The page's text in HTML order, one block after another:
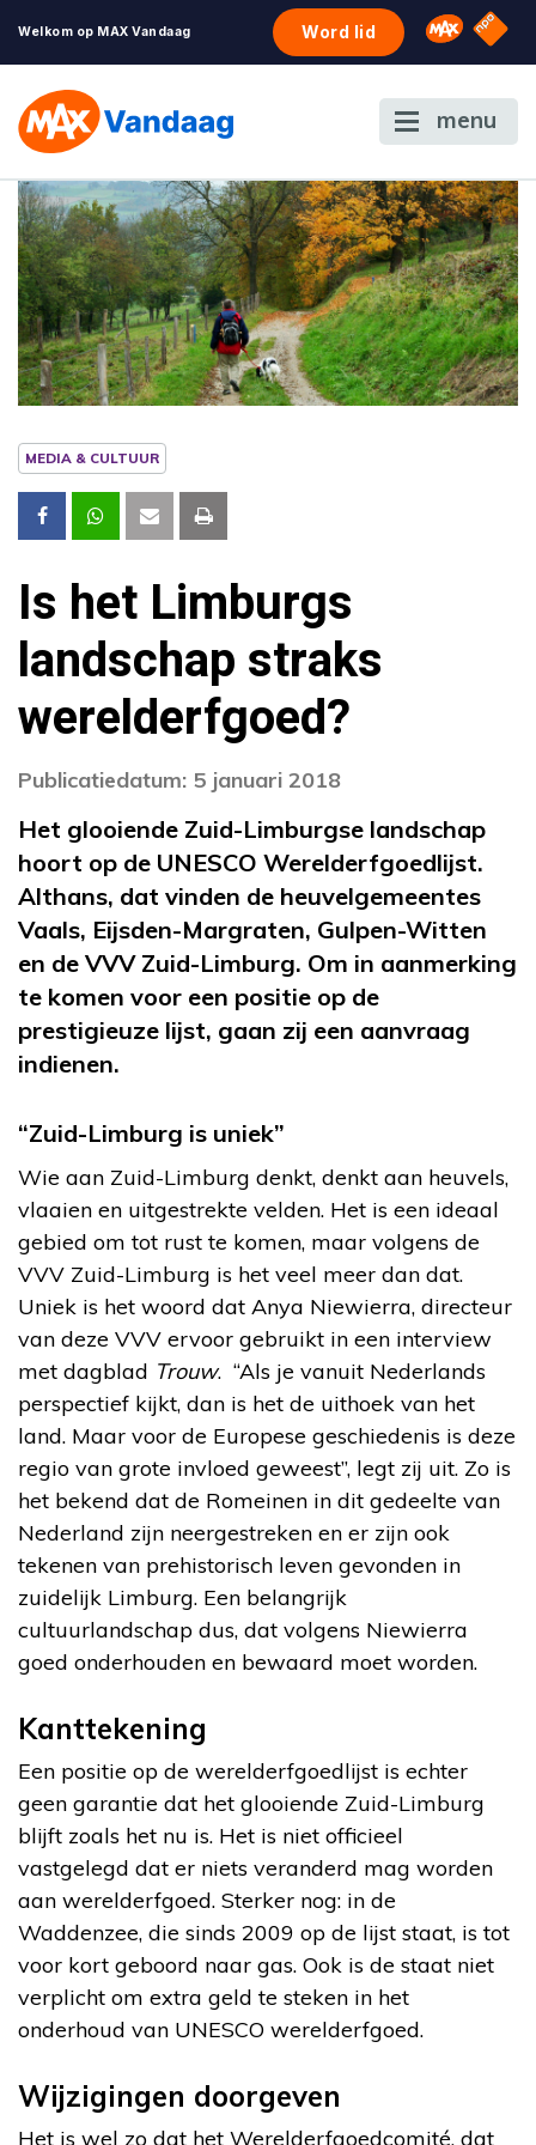
Welkom op MAX Vandaag Word lid Omroep
NPO
menu
MEDIA & CULTUUR
Is het Limburgs
landschap straks
werelderfgoed?
Publicatiedatum: 5 januari 2018
Het glooiende Zuid-Limburgse landschap
hoort op de UNESCO Werelderfgoedlijst.
Althans, dat vinden de heuvelgemeentes
Vaals, Eijsden-Margraten, Gulpen-Witten
en de VVV Zuid-Limburg. Om in aanmerking
te komen voor een positie op de
prestigieuze lijst, gaan zij een aanvraag
indienen.
“Zuid-Limburg is uniek”
Wie aan Zuid-Limburg denkt, denkt aan heuvels,
vlaaien en uitgestrekte velden. Het is een ideaal
gebied om tot rust te komen, maar volgens de
VVV Zuid-Limburg is het veel meer dan dat.
Uniek is het woord dat Anya Niewierra, directeur
van deze VVV ervoor gebruikt in een interview
met dagblad Trouw. “Als je vanuit Nederlands
perspectief kijkt, dan is het de uithoek van het
land. Maar voor de Europese geschiedenis is deze
regio van grote invloed geweest”, legt zij uit. Zo is
het bekend dat de Romeinen in dit gedeelte van
Nederland zijn neergestreken en er zijn ook
tekenen van prehistorisch leven gevonden in
zuidelijk Limburg. Een belangrijk
cultuurlandschap dus, dat volgens Niewierra
goed onderhouden en bewaard moet worden.
Kanttekening
Een positie op de werelderfgoedlijst is echter
geen garantie dat het glooiende Zuid-Limburg
blijft zoals het nu is. Het is niet officieel
vastgelegd dat er niets veranderd mag worden
aan werelderfgoed. Sterker nog: in de
Waddenzee, die sinds 2009 op de lijst staat, is tot
voor kort geboord naar gas. Ook is de staat niet
verplicht om extra geld te steken in het
onderhoud van UNESCO werelderfgoed.
Wijzigingen doorgeven
Het is wel zo dat het Werelderfgoedcomité, dat